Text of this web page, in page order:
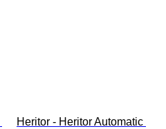
Heritor - Heritor Automatic